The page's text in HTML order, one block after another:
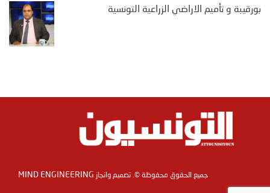
بورقيبة و تأميم الاراضي الزراعية التونسية
جميع الحقوق محفوظة ©. تصميم وانجاز MIND ENGINEERING